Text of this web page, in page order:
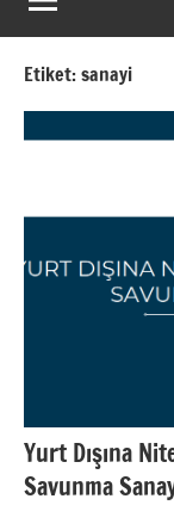
k
i
r
e
r
i
Etiket:sanayi
Yurt Dışına
Savunma